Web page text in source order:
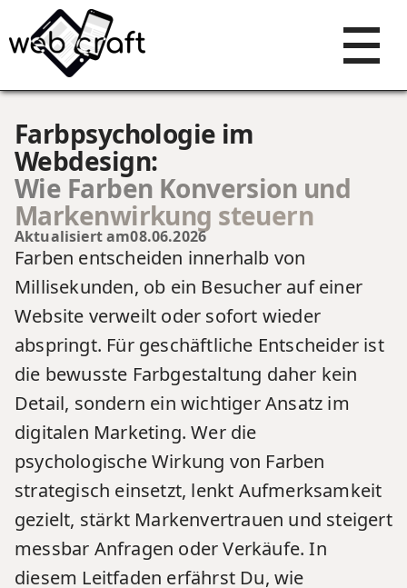
Farbpsychologie im
Webdesign:
Wie Farben Konversion und
Markenwirkung steuern
Aktualisiert am08.06.2026
Farben entscheiden innerhalb von
Millisekunden, ob ein Besucher auf einer
Website verweilt oder sofort wieder
abspringt. Für geschäftliche Entscheider ist
die bewusste Farbgestaltung daher kein
Detail, sondern ein wichtiger Ansatz im
digitalen Marketing. Wer die
psychologische Wirkung von Farben
strategisch einsetzt, lenkt Aufmerksamkeit
gezielt, stärkt Markenvertrauen und steigert
messbar Anfragen oder Verkäufe. In
diesem Leitfaden erfährst Du, wie